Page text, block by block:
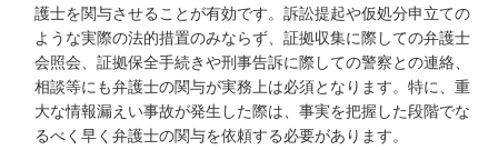
護士を関与させることが有効です。訴訟提起や仮処分申立ての
ような実際の法的措置のみならず、証拠収集に際しての弁護士
会照会、証拠保全手続きや刑事告訴に際しての警察との連絡、
相談等にも弁護士の関与が実務上は必須となります。特に、重
大な情報漏えい事故が発生した際は、事実を把握した段階でな
るべく早く弁護士の関与を依頼する必要があります。